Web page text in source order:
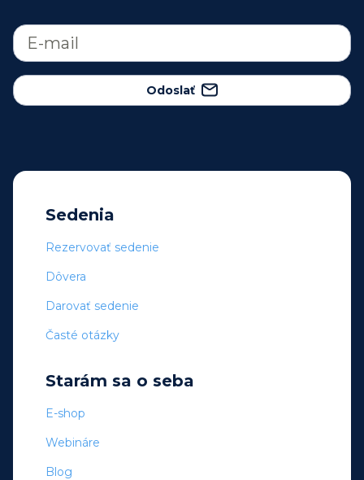
Odoslať
Sedenia
Rezervovať sedenie
Dôvera
Darovať sedenie
Časté otázky
Starám sa o seba
E-shop
Webináre
Blog